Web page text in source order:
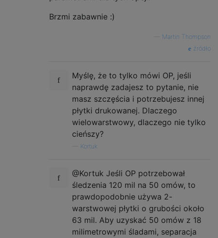
Brzmi zabawnie :)
Martin Thompson
źródło
Myślę, że to tylko mówi OP, jeśli
naprawdę zadajesz to pytanie, nie
masz szczęścia i potrzebujesz innej
płytki drukowanej. Dlaczego
wielowarstwowy, dlaczego nie tylko
cieńszy?
Kortuk
@Kortuk Jeśli OP potrzebował
śledzenia 120 mil na 50 omów, to
prawdopodobnie używa 2-
warstwowej płytki o grubości około
63 mil. Aby uzyskać 50 omów z 18
milimetrowymi śladami, separacja